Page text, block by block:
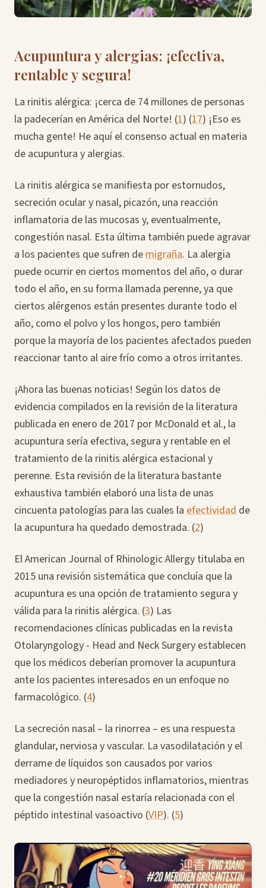
Acupuntura y alergias: ¡efectiva,
rentable y segura!
La rinitis alérgica: ¡cerca de 74 millones de personas
la padecerían en América del Norte! (1) (17) ¡Eso es
mucha gente! He aquí el consenso actual en materia
de acupuntura y alergias.
La rinitis alérgica se manifiesta por estornudos,
secreción ocular y nasal, picazón, una reacción
inflamatoria de las mucosas y, eventualmente,
congestión nasal. Esta última también puede agravar
a los pacientes que sufren de migraña. La alergia
puede ocurrir en ciertos momentos del año, o durar
todo el año, en su forma llamada perenne, ya que
ciertos alérgenos están presentes durante todo el
año, como el polvo y los hongos, pero también
porque la mayoría de los pacientes afectados pueden
reaccionar tanto al aire frío como a otros irritantes.
¡Ahora las buenas noticias! Según los datos de
evidencia compilados en la revisión de la literatura
publicada en enero de 2017 por McDonald et al., la
acupuntura sería efectiva, segura y rentable en el
tratamiento de la rinitis alérgica estacional y
perenne. Esta revisión de la literatura bastante
exhaustiva también elaboró una lista de unas
cincuenta patologías para las cuales la efectividad de
la acupuntura ha quedado demostrada. (2)
El American Journal of Rhinologic Allergy titulaba en
2015 una revisión sistemática que concluía que la
acupuntura es una opción de tratamiento segura y
válida para la rinitis alérgica. (3) Las
recomendaciones clínicas publicadas en la revista
Otolaryngology - Head and Neck Surgery establecen
que los médicos deberían promover la acupuntura
ante los pacientes interesados en un enfoque no
farmacológico. (4)
La secreción nasal – la rinorrea – es una respuesta
glandular, nerviosa y vascular. La vasodilatación y el
derrame de líquidos son causados por varios
mediadores y neuropéptidos inflamatorios, mientras
que la congestión nasal estaría relacionada con el
péptido intestinal vasoactivo (VIP). (5)